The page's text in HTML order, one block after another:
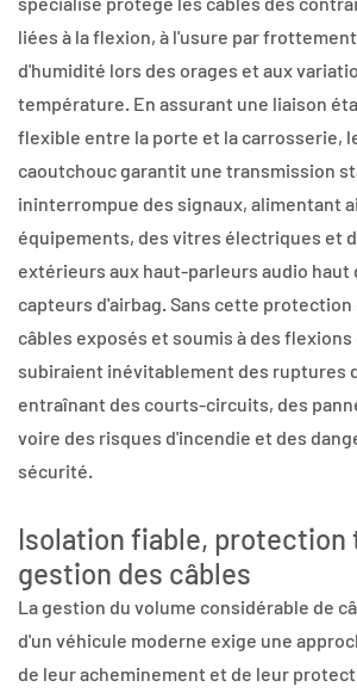
liées à la flexion, à l'usure par
d'humidité lors des orages et aux
température. En assurant une liaison
flexible entre la porte et la carrosserie,
caoutchouc garantit une transmission
ininterrompue des signaux, alimentant
équipements, des vitres électriques et
extérieurs aux haut-parleurs audio haut
capteurs d'airbag. Sans cette
câbles exposés et soumis à des
subiraient inévitablement des ruptures
entraînant des courts-circuits, des
voire des risques d'incendie et des
sécurité.
Isolation fiable, protection
gestion des câbles
La gestion du volume considérable de
d'un véhicule moderne exige une
de leur acheminement et de leur